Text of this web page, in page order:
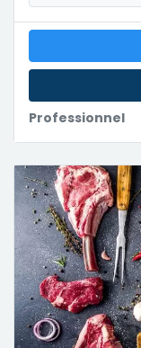
Professionnel